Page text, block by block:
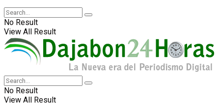
No Result
View All Result
No Result
View All Result